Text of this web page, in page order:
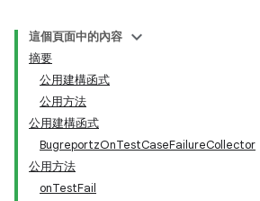
這個頁面中的內容
摘要
公用建構函式
公用方法
公用建構函式
BugreportzOnTestCaseFailureCollector
公用方法
onTestFail